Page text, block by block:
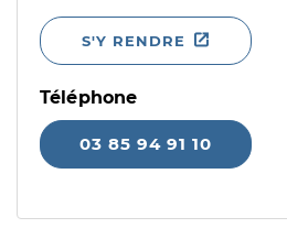
S'Y RENDRE
Téléphone
03 85 94 91 10